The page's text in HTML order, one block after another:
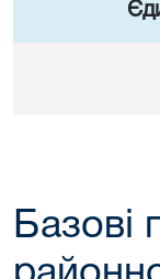
Базові